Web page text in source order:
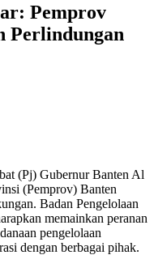
Pemprov
Perlindungan
(Pj) Gubernur Banten Al
(Pemprov) Banten
Badan Pengelolaan
memainkan peranan
pengelolaan
dengan berbagai pihak.